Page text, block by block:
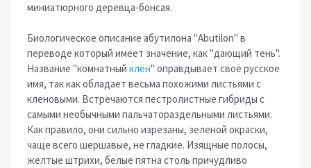
миниатюрного деревца-бонсая.
Биологическое описание абутилона "Abutilon" в
переводе который имеет значение, как "дающий тень".
Название "комнатный клён" оправдывает своё русское
имя, так как обладает весьма похожими листьями с
кленовыми. Встречаются пестролистные гибриды с
самыми необычными пальчатораздельными листьями.
Как правило, они сильно изрезаны, зеленой окраски,
чаще всего шершавые, не гладкие. Изящные полосы,
желтые штрихи, белые пятна столь причудливо